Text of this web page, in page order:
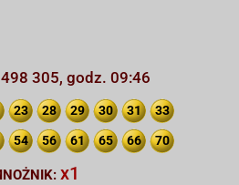
305, godz. 09:46
23 28 29 30 31 33
54 56 61 65 66 70
x1